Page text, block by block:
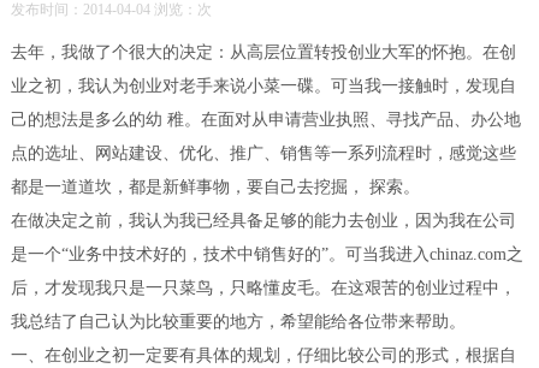
发布时间：2014-04-04 浏览： 次
去年，我做了个很大的决定：从高层位置转投创业大军的怀抱。在创
业之初，我认为创业对老手来说小菜一碟。可当我一接触时，发现自
己的想法是多么的幼 稚。在面对从申请营业执照、寻找产品、办公地
点的选址、网站建设、优化、推广、销售等一系列流程时，感觉这些
都是一道道坎，都是新鲜事物，要自己去挖掘， 探索。
在做决定之前，我认为我已经具备足够的能力去创业，因为我在公司
是一个“业务中技术好的，技术中销售好的”。可当我进入chinaz.com之
后，才发现我只是一只菜鸟，只略懂皮毛。在这艰苦的创业过程中，
我总结了自己认为比较重要的地方，希望能给各位带来帮助。
一、在创业之初一定要有具体的规划，仔细比较公司的形式，根据自